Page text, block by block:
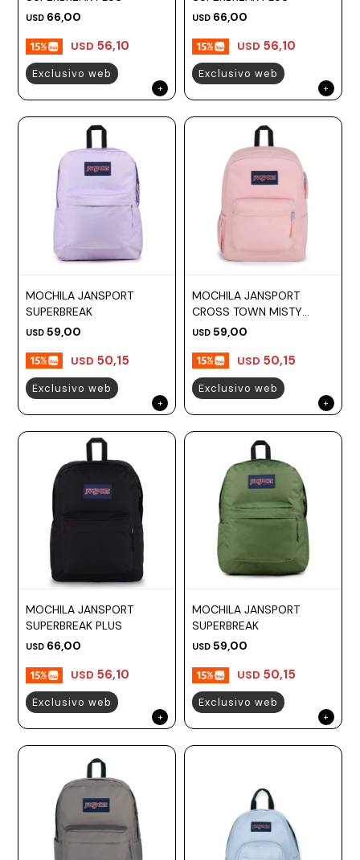
USD 66,00
USD 56,10
Exclusivo web
USD 66,00
USD 56,10
Exclusivo web
MOCHILA JANSPORT
SUPERBREAK
USD 59,00
USD 50,15
Exclusivo web
MOCHILA JANSPORT
CROSS TOWN MISTY
ROSE
USD 59,00
USD 50,15
Exclusivo web
MOCHILA JANSPORT
SUPERBREAK PLUS
USD 66,00
USD 56,10
Exclusivo web
MOCHILA JANSPORT
SUPERBREAK
USD 59,00
USD 50,15
Exclusivo web
Prune
Mistral
Camelbak